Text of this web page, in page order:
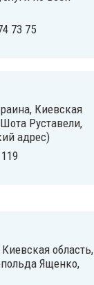
73 75
Киевская
Руставели,
адрес)
область,
Ященко,